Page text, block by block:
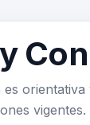
vigentes.